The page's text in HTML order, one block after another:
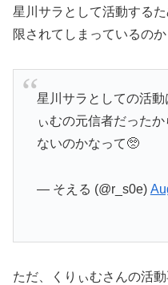
星川サラとして活動する
限されてしまっているのか
星川サラとしての活
ぃむの元信者だった
ないのかなって🥺
— そえる (@r_s0e)
ただ、くりぃむさんの活